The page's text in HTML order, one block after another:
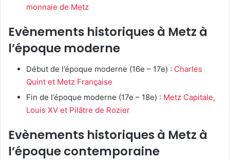
monnaie de Metz
Evènements historiques à Metz à
l’époque moderne
Début de l’époque moderne (16e – 17e) : Charles
Quint et Metz Française
Fin de l’époque moderne (17e – 18e) : Metz Capitale,
Louis XV et Pilâtre de Rozier
Evènements historiques à Metz à
l’époque contemporaine